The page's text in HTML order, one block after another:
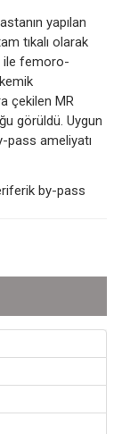
yapılan
tıkalı olarak
ile femoro-
çekilen MR
görüldü. Uygun
pass ameliyatı
by-pass